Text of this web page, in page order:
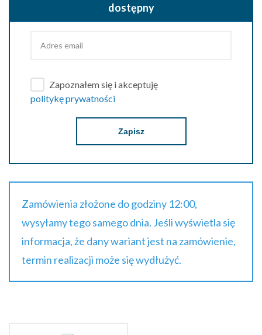
dostępny
Zapoznałem się i akceptuję
politykę prywatności
Zapisz
Zamówienia złożone do godziny 12:00,
wysyłamy tego samego dnia. Jeśli wyświetla się
informacja, że dany wariant jest na zamówienie,
termin realizacji może się wydłużyć.